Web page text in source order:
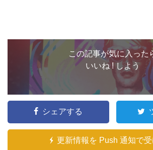
この記事が気に入った
いいね ! しよう
シェアする
更新情報を Push 通知で